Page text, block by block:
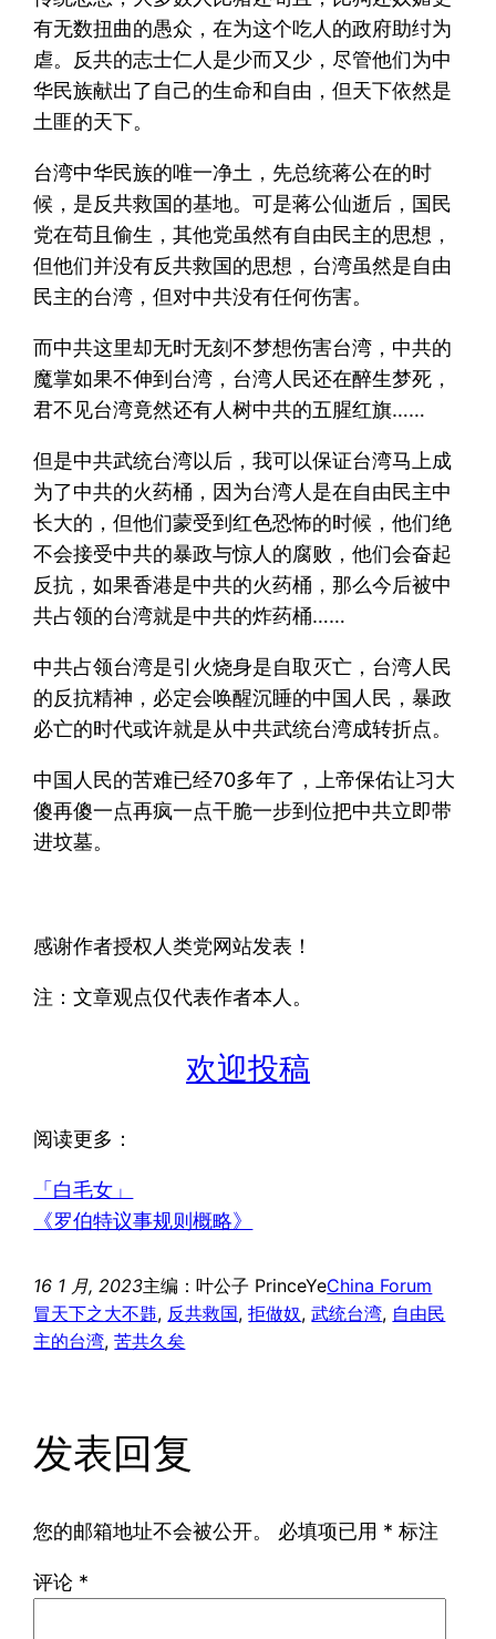
有无数扭曲的愚众，在为这个吃人的政府助纣为
虐。反共的志士仁人是少而又少，尽管他们为中
华民族献出了自己的生命和自由，但天下依然是
土匪的天下。
台湾中华民族的唯一净土，先总统蒋公在的时
候，是反共救国的基地。可是蒋公仙逝后，国民
党在苟且偷生，其他党虽然有自由民主的思想，
但他们并没有反共救国的思想，台湾虽然是自由
民主的台湾，但对中共没有任何伤害。
而中共这里却无时无刻不梦想伤害台湾，中共的
魔掌如果不伸到台湾，台湾人民还在醉生梦死，
君不见台湾竟然还有人树中共的五腥红旗……
但是中共武统台湾以后，我可以保证台湾马上成
为了中共的火药桶，因为台湾人是在自由民主中
长大的，但他们蒙受到红色恐怖的时候，他们绝
不会接受中共的暴政与惊人的腐败，他们会奋起
反抗，如果香港是中共的火药桶，那么今后被中
共占领的台湾就是中共的炸药桶……
中共占领台湾是引火烧身是自取灭亡，台湾人民
的反抗精神，必定会唤醒沉睡的中国人民，暴政
必亡的时代或许就是从中共武统台湾成转折点。
中国人民的苦难已经70多年了，上帝保佑让习大
傻再傻一点再疯一点干脆一步到位把中共立即带
进坟墓。
感谢作者授权人类党网站发表！
注：文章观点仅代表作者本人。
欢迎投稿
阅读更多：
「白毛女」
《罗伯特议事规则概略》
16 1 月, 2023主编：叶公子 PrinceYeChina Forum
冒天下之大不韪, 反共救国, 拒做奴, 武统台湾, 自由民
主的台湾, 苦共久矣
发表回复
您的邮箱地址不会被公开。 必填项已用 * 标注
评论 *